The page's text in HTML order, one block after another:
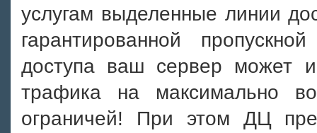
услугам выделенные линии
гарантированной
доступа ваш сервер может
трафика на максимально
ограничей! При этом ДЦ